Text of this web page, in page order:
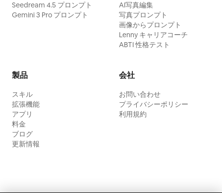
Seedream 4.5 プロンプト
Gemini 3 Pro プロンプト
AI写真編集
写真プロンプト
画像からプロンプト
Lenny キャリアコーチ
ABTI 性格テスト
製品
スキル
拡張機能
アプリ
料金
ブログ
更新情報
会社
お問い合わせ
プライバシーポリシー
利用規約